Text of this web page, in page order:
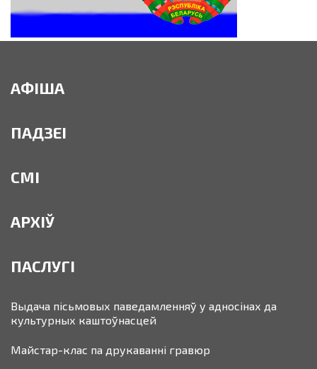
АФІША
ПАДЗЕІ
СМІ
АРХІЎ
ПАСЛУГІ
Выдача пісьмовых паведамленняў у адносінах да
культурных каштоўнасцей
Майстар-клас па друкаванні гравюр